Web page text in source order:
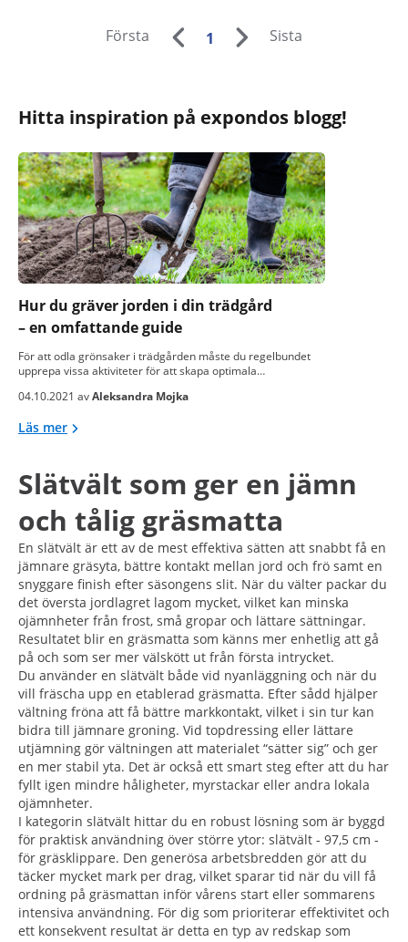
Första 1 Sista
Hitta inspiration på expondos blogg!
Hur du gräver jorden i din trädgård
– en omfattande guide
För att odla grönsaker i trädgården måste du regelbundet
upprepa vissa aktiviteter för att skapa optimala…
04.10.2021 avAleksandra Mojka
Läs mer
Slätvält som ger en jämn
och tålig gräsmatta
En slätvält är ett av de mest effektiva sätten att snabbt få en
jämnare gräsyta, bättre kontakt mellan jord och frö samt en
snyggare finish efter säsongens slit. När du välter packar du
det översta jordlagret lagom mycket, vilket kan minska
ojämnheter från frost, små gropar och lättare sättningar.
Resultatet blir en gräsmatta som känns mer enhetlig att gå
på och som ser mer välskött ut från första intrycket.
Du använder en slätvält både vid nyanläggning och när du
vill fräscha upp en etablerad gräsmatta. Efter sådd hjälper
vältning fröna att få bättre markkontakt, vilket i sin tur kan
bidra till jämnare groning. Vid topdressing eller lättare
utjämning gör vältningen att materialet “sätter sig” och ger
en mer stabil yta. Det är också ett smart steg efter att du har
fyllt igen mindre håligheter, myrstackar eller andra lokala
ojämnheter.
I kategorin slätvält hittar du en robust lösning som är byggd
för praktisk användning över större ytor: slätvält - 97,5 cm -
för gräsklippare. Den generösa arbetsbredden gör att du
täcker mycket mark per drag, vilket sparar tid när du vill få
ordning på gräsmattan inför vårens start eller sommarens
intensiva användning. För dig som prioriterar effektivitet och
ett konsekvent resultat är detta en typ av redskap som